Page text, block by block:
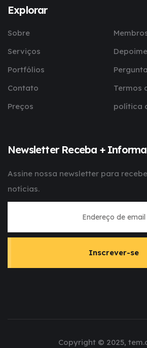
Explorar
Sobre
Serviços
Portfólios
Contato
Termos
Preços
política
Newsletter Receba +
Assine nossa newsletter para
notícias.
Inscrever-se
Copyright © 2025,